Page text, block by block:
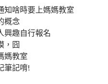
知啥時要上媽媽教室
概念
興趣自行報名
，囧
媽教室
筆記唷!
程及贈品分享